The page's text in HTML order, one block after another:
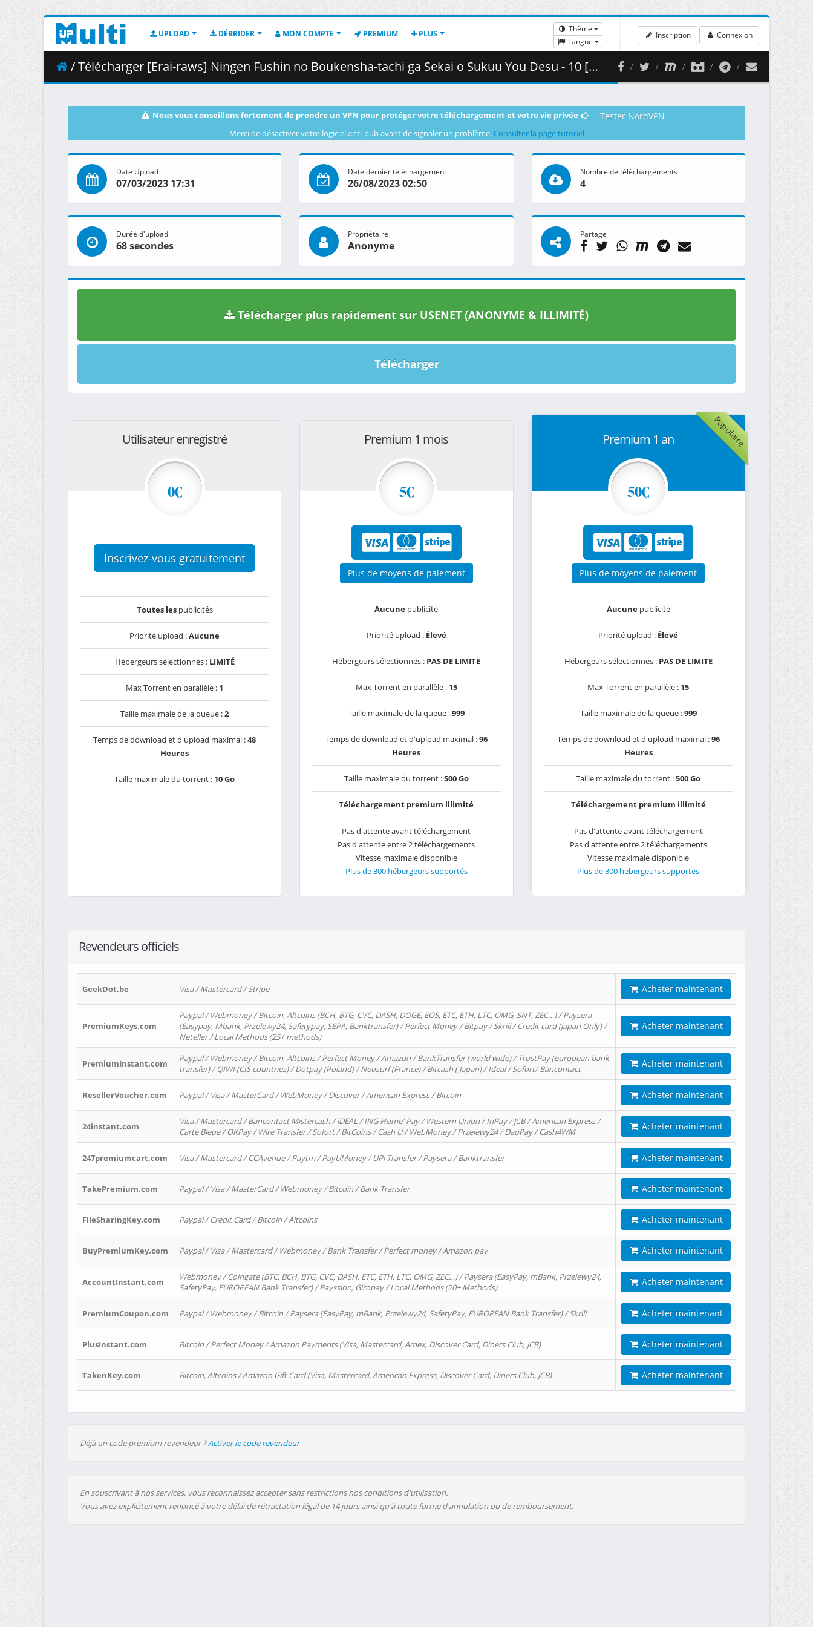
UPLOAD DÉBRIDER MON COMPTE PREMIUM PLUS
Thème
Langue
Inscription Connexion
/ Télécharger [Erai-raws] Ningen Fushin no Boukensha-tachi ga Sekai o Sukuu You Desu - 10 [1080p][Multiple Subtitle][69E74C53].mkv.002 ( 460.66 MB )
Nous vous conseillons fortement de prendre un VPN pour protéger votre téléchargement et votre vie privée Tester NordVPN
Merci de désactiver votre logiciel anti-pub avant de signaler un problème. Consulter la page tutoriel
Date Upload
07/03/2023 17:31
Date dernier téléchargement
26/08/2023 02:50
Nombre de téléchargements
4
Durée d'upload
68 secondes
Propriétaire
Anonyme
Partage
Télécharger plus rapidement sur USENET (ANONYME & ILLIMITÉ)
Télécharger
Utilisateur enregistré
0€
Inscrivez-vous gratuitement
Toutes lespublicités
Priorité upload :Aucune
Hébergeurs sélectionnés : LIMITÉ
Max Torrent en parallèle : 1
Taille maximale de la queue :2
Temps de download et d'upload maximal :48
Heures
Taille maximale du torrent : 10 Go
Premium 1 mois
5€
Plus de moyens de paiement
Aucune publicité
Priorité upload : Élevé
Hébergeurs sélectionnés : PAS DE LIMITE
Max Torrent en parallèle : 15
Taille maximale de la queue :999
Temps de download et d'upload maximal :96
Heures
Taille maximale du torrent :500 Go
Téléchargement premium illimité
Pas d'attente avant téléchargement
Pas d'attente entre 2 téléchargements
Vitesse maximale disponible
Plus de 300 hébergeurs supportés
Populaire
Premium 1 an
50€
Plus de moyens de paiement
Aucunepublicité
Priorité upload : Élevé
Hébergeurs sélectionnés : PAS DE LIMITE
Max Torrent en parallèle : 15
Taille maximale de la queue :999
Temps de download et d'upload maximal :96
Heures
Taille maximale du torrent :500 Go
Téléchargement premium illimité
Pas d'attente avant téléchargement
Pas d'attente entre 2 téléchargements
Vitesse maximale disponible
Plus de 300 hébergeurs supportés
Revendeurs officiels
GeekDot.be Visa / Mastercard / Stripe Acheter maintenant
PremiumKeys.com
Paypal / Webmoney / Bitcoin, Altcoins (BCH, BTG, CVC, DASH, DOGE, EOS, ETC, ETH, LTC, OMG, SNT, ZEC…) / Paysera
(Easypay, Mbank, Przelewy24, Safetypay, SEPA, Banktransfer) / Perfect Money / Bitpay / Skrill / Credit card (Japan Only) /
Neteller / Local Methods (25+ methods)
Acheter maintenant
PremiumInstant.com
Paypal / Webmoney / Bitcoin, Altcoins / Perfect Money / Amazon / BankTransfer (world wide) / TrustPay (european bank
transfer) / QIWI (CIS countries) / Dotpay (Poland) / Neosurf (France) / Bitcash ( Japan) / Ideal / Sofort/ Bancontact
Acheter maintenant
ResellerVoucher.com Paypal / Visa / MasterCard / WebMoney / Discover / American Express / Bitcoin Acheter maintenant
24instant.com
Visa / Mastercard / Bancontact Mistercash / iDEAL / ING Home' Pay / Western Union / InPay / JCB / American Express /
Carte Bleue / OKPay / Wire Transfer / Sofort / BitCoins / Cash U / WebMoney / Przelewy24 / DaoPay / Cash4WM
Acheter maintenant
247premiumcart.com Visa / Mastercard / CCAvenue / Paytm / PayUMoney / UPi Transfer / Paysera / Banktransfer Acheter maintenant
TakePremium.com Paypal / Visa / MasterCard / Webmoney / Bitcoin / Bank Transfer Acheter maintenant
FileSharingKey.com Paypal / Credit Card / Bitcoin / Altcoins Acheter maintenant
BuyPremiumKey.com Paypal / Visa / Mastercard / Webmoney / Bank Transfer / Perfect money / Amazon pay Acheter maintenant
AccountInstant.com
Webmoney / Coingate (BTC, BCH, BTG, CVC, DASH, ETC, ETH, LTC, OMG, ZEC…) / Paysera (EasyPay, mBank, Przelewy24,
SafetyPay, EUROPEAN Bank Transfer) / Payssion, Giropay / Local Methods (20+ Methods)
Acheter maintenant
PremiumCoupon.com Paypal / Webmoney / Bitcoin / Paysera (EasyPay, mBank, Przelewy24, SafetyPay, EUROPEAN Bank Transfer) / Skrill Acheter maintenant
PlusInstant.com Bitcoin / Perfect Money / Amazon Payments (Visa, Mastercard, Amex, Discover Card, Diners Club, JCB) Acheter maintenant
TakenKey.com Bitcoin, Altcoins / Amazon Gift Card (Visa, Mastercard, American Express, Discover Card, Diners Club, JCB) Acheter maintenant
Déjà un code premium revendeur ?Activer le code revendeur
En souscrivant à nos services, vous reconnaissez accepter sans restrictions nos conditions d'utilisation.
Vous avez explicitement renoncé à votre délai de rétractation légal de 14 jours ainsi qu'à toute forme d'annulation ou de remboursement.